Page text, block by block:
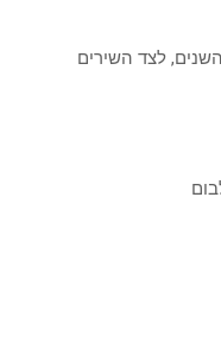
לצד השירים